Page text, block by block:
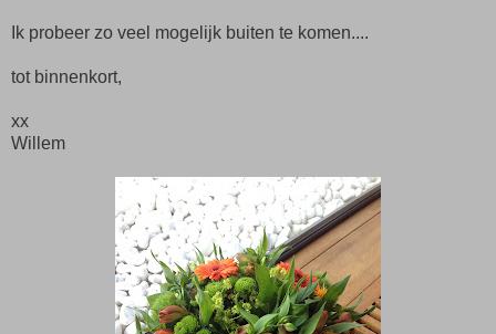
Ik probeer zo veel mogelijk buiten te komen....
tot binnenkort,
xx
Willem